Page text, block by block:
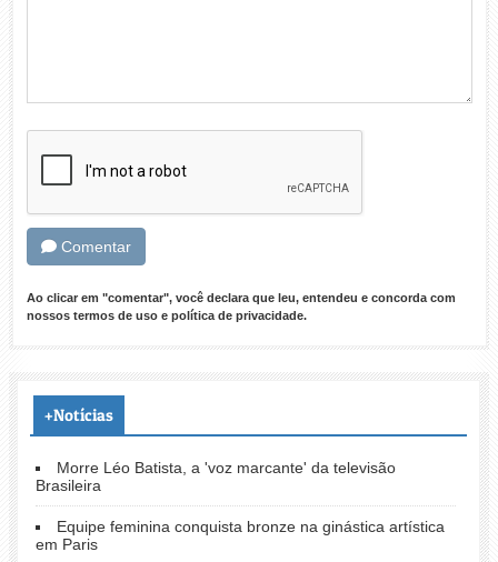
Comentar
Ao clicar em "comentar", você declara que leu, entendeu e concorda com
nossos termos de usoe política de privacidade.
+Notícias
Morre Léo Batista, a 'voz marcante' da televisão
Brasileira
Equipe feminina conquista bronze na ginástica artística
em Paris